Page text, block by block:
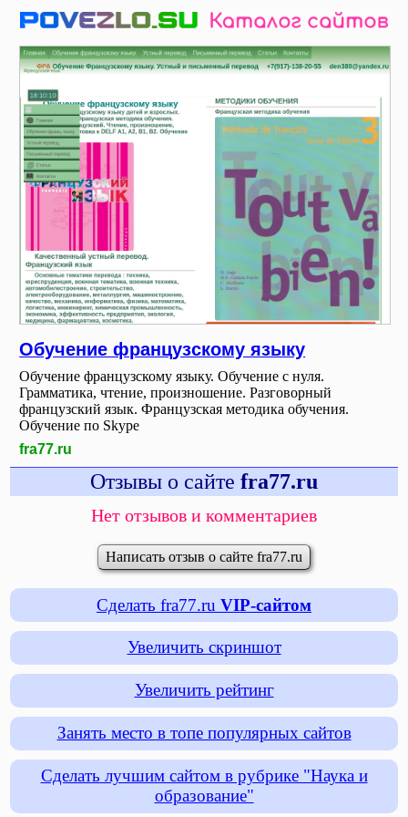
Обучение французскому языку
Обучение французскому языку. Обучение с нуля.
Грамматика, чтение, произношение. Разговорный
французский язык. Французская методика обучения.
Обучение по Skype
fra77.ru
Отзывы о сайте fra77.ru
Нет отзывов и комментариев
Написать отзыв о сайте fra77.ru
Сделать fra77.ru VIP-сайтом
Увеличить скриншот
Увеличить рейтинг
Занять место в топе популярных сайтов
Сделать лучшим сайтом в рубрике "Наука и
образование"